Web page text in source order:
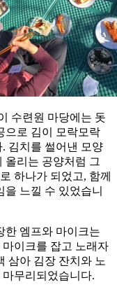
수련원 마당에는 돗
으로 김이 모락모락
김치를 썰어낸 모양
올리는 공양처럼 그
하나가 되었고, 함께
느낄 수 있었습니
한 엠프와 마이크는
이크를 잡고 노래자
삼아 김장 잔치와 노
무리되었습니다.